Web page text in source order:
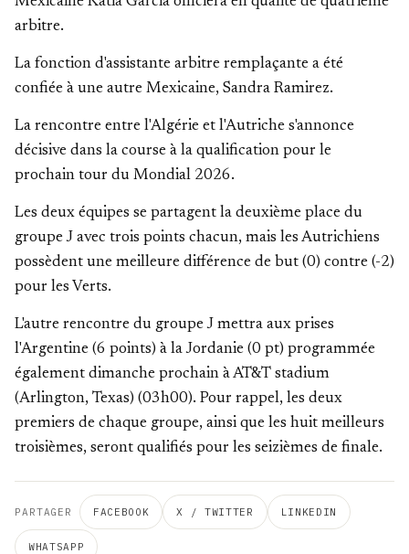
arbitre.
La fonction d'assistante arbitre remplaçante a été
confiée à une autre Mexicaine, Sandra Ramirez.
La rencontre entre l'Algérie et l'Autriche s'annonce
décisive dans la course à la qualification pour le
prochain tour du Mondial 2026.
Les deux équipes se partagent la deuxième place du
groupe J avec trois points chacun, mais les Autrichiens
possèdent une meilleure différence de but (0) contre (-2)
pour les Verts.
L'autre rencontre du groupe J mettra aux prises
l'Argentine (6 points) à la Jordanie (0 pt) programmée
également dimanche prochain à AT&T stadium
(Arlington, Texas) (03h00). Pour rappel, les deux
premiers de chaque groupe, ainsi que les huit meilleurs
troisièmes, seront qualifiés pour les seizièmes de finale.
PARTAGER FACEBOOK X / TWITTER LINKEDIN
WHATSAPP